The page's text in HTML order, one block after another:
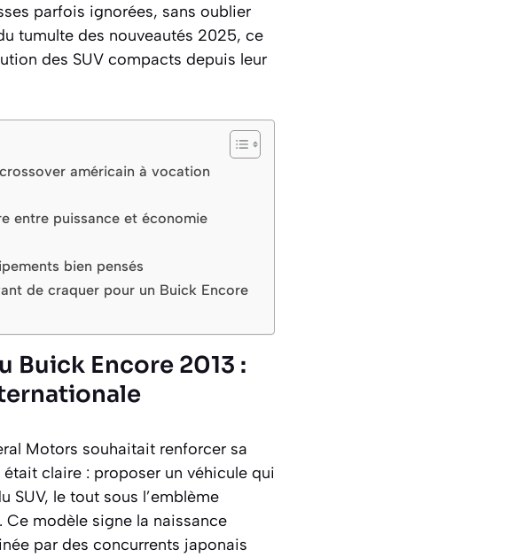
parfois ignorées, sans oublier
tumulte des nouveautés 2025, ce
des SUV compacts depuis leur
américain à vocation
entre puissance et économie
bien pensés
de craquer pour un Buick Encore
Encore 2013 :
Motors souhaitait renforcer sa
claire : proposer un véhicule qui
SUV, le tout sous l’emblème
modèle signe la naissance
par des concurrents japonais